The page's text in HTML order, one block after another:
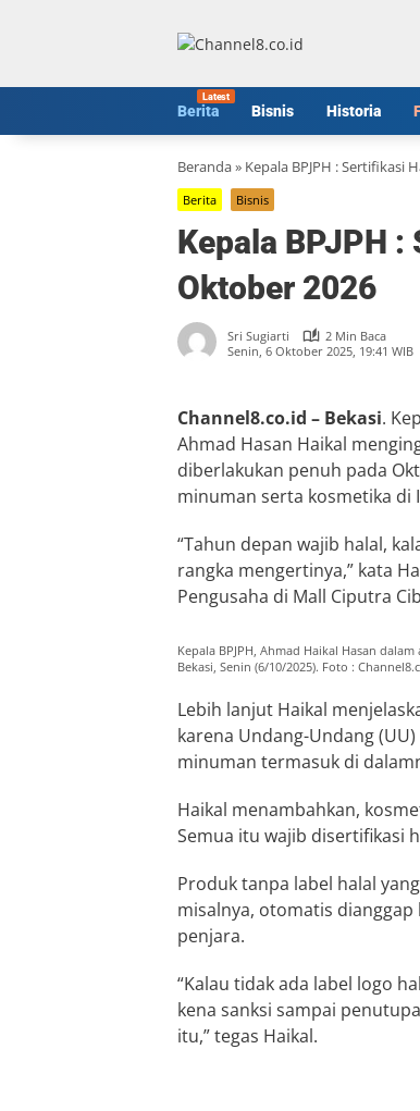
Berita Bisnis Historia
Beranda» Kepala BPJPH : Sertifikasi
Berita Bisnis
Kepala BPJPH
Oktober 2026
Sri Sugiarti
2 Min Baca
Senin, 6 Oktober 2025, 19:41 WIB
Channel8.co.id – Bekasi.
Ahmad Hasan Haikal
diberlakukan penuh pada
minuman serta kosmetika di
“Tahun depan wajib halal,
rangka mengertinya,” kata
Pengusaha di Mall Ciputra
Kepala BPJPH, Ahmad Haikal Hasan
Bekasi, Senin (6/10/2025). Foto :
Lebih lanjut Haikal
karena Undang-Undang
minuman termasuk di
Haikal menambahkan,
Semua itu wajib disertifikasi
Produk tanpa label halal
misalnya, otomatis
penjara.
“Kalau tidak ada label logo
kena sanksi sampai
itu,” tegas Haikal.